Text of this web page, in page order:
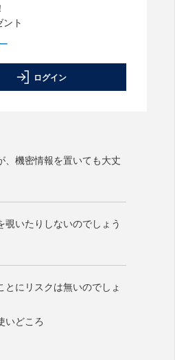
ト
ログイン
、機密情報を置いても大丈
いたりしないのでしょう
にリスクは無いのでしょ
いどころ